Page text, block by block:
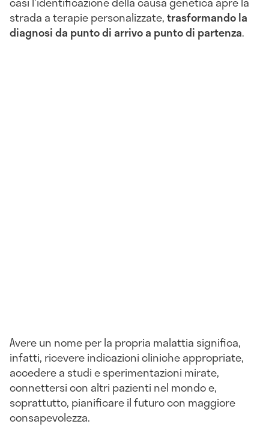
strada a terapie personalizzate,trasformando la
diagnosi da punto di arrivo a punto di partenza.
Avere un nome per la propria malattia significa,
infatti, ricevere indicazioni cliniche appropriate,
accedere a studi e sperimentazioni mirate,
connettersi con altri pazienti nel mondo e,
soprattutto, pianificare il futuro con maggiore
consapevolezza.